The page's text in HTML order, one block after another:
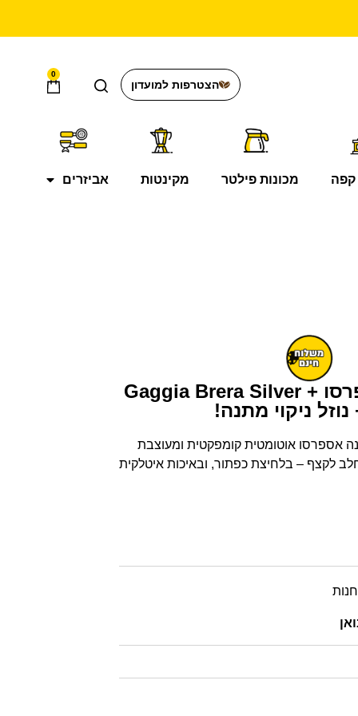
הצטרפות למועדון
0
קפה מכונות פילטר מקינטות אביזרים
מכונת קפה ואספרסו Gaggia Brera Silver +
אספרסו אוטומטית קומפקטית ומעוצבת
לקצף – בלחיצת כפתור, ובאיכות איטלקית